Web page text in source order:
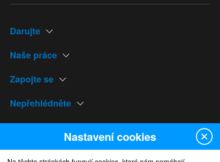
Darujte
Naše práce
Zapojte se
Nepřehlédněte
Naše weby
Nastavení cookies